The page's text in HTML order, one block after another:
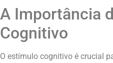
A Importância
Cognitivo
O estímulo cognitivo é crucial